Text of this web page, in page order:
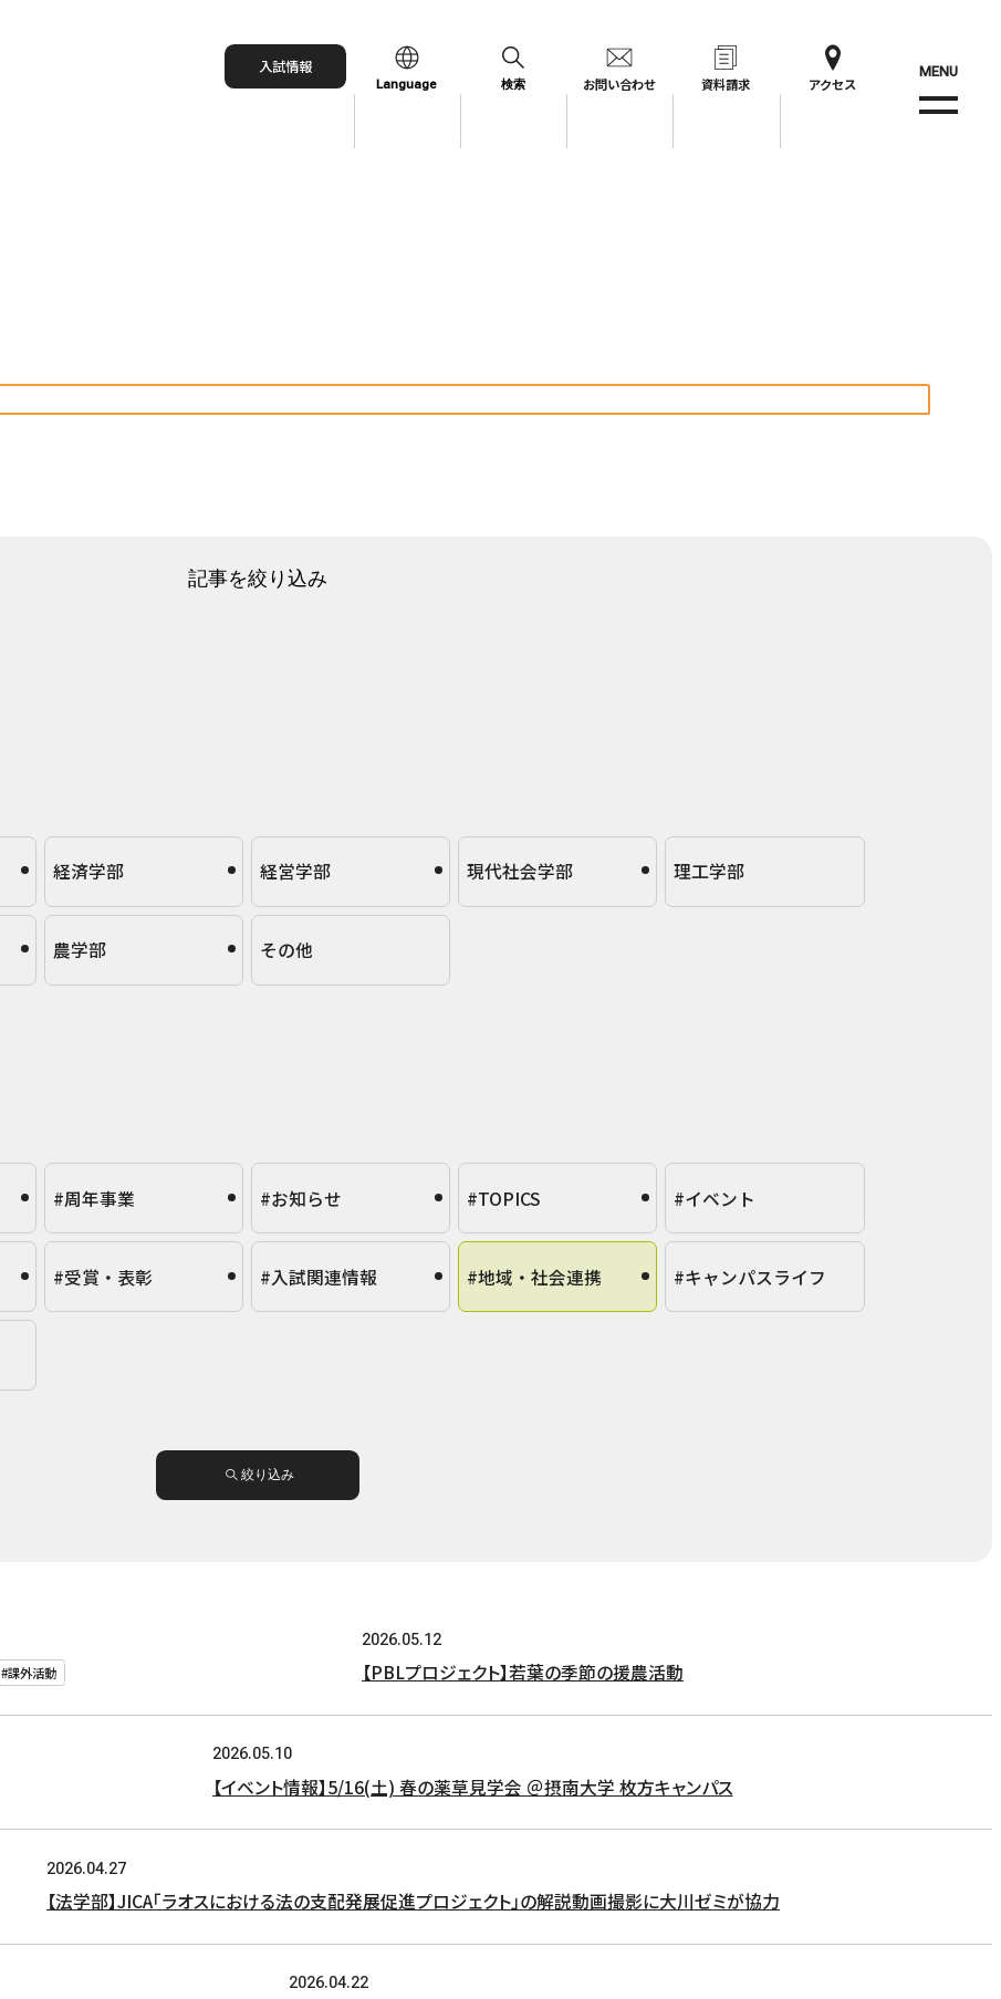
MENU
入試情報
Language 検索 お問い合わせ 資料請求 アクセス
記事を絞り込み
経済学部 経営学部 現代社会学部 理工学部
農学部 その他
#周年事業 #お知らせ #TOPICS #イベント
#受賞・表彰 #入試関連情報 #地域・社会連携 #キャンパスライフ
絞り込み
2026.05.12
#課外活動 【PBLプロジェクト】若葉の季節の援農活動
2026.05.10
【イベント情報】5/16(土) 春の薬草見学会 ＠摂南大学 枚方キャンパス
2026.04.27
【法学部】JICA「ラオスにおける法の支配発展促進プロジェクト」の解説動画撮影に大川ゼミが協力
2026.04.22